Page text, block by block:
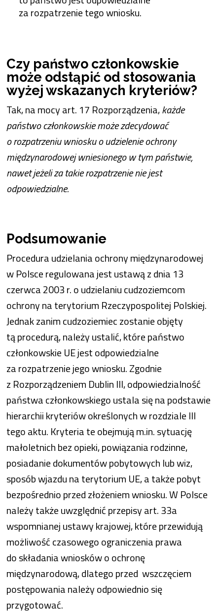
za rozpatrzenie tego wniosku.
Czy państwo członkowskie
może odstąpić od stosowania
wyżej wskazanych kryteriów?
Tak, na mocy art. 17 Rozporządzenia,każde
państwo członkowskie może zdecydować
o rozpatrzeniu wniosku o udzielenie ochrony
międzynarodowej wniesionego w tym państwie,
nawet jeżeli za takie rozpatrzenie nie jest
odpowiedzialne.
Podsumowanie
Procedura udzielania ochrony międzynarodowej
w Polsce regulowana jest ustawą z dnia 13
czerwca 2003 r. o udzielaniu cudzoziemcom
ochrony na terytorium Rzeczypospolitej Polskiej.
Jednak zanim cudzoziemiec zostanie objęty
tą procedurą, należy ustalić, które państwo
członkowskie UE jest odpowiedzialne
za rozpatrzenie jego wniosku. Zgodnie
z Rozporządzeniem Dublin III, odpowiedzialność
państwa członkowskiego ustala się na podstawie
hierarchii kryteriów określonych w rozdziale III
tego aktu. Kryteria te obejmują m.in. sytuację
małoletnich bez opieki, powiązania rodzinne,
posiadanie dokumentów pobytowych lub wiz,
sposób wjazdu na terytorium UE, a także pobyt
bezpośrednio przed złożeniem wniosku. W Polsce
należy także uwzględnić przepisy art. 33a
wspomnianej ustawy krajowej, które przewidują
możliwość czasowego ograniczenia prawa
do składania wniosków o ochronę
międzynarodową, dlatego przed wszczęciem
postępowania należy odpowiednio się
przygotować.